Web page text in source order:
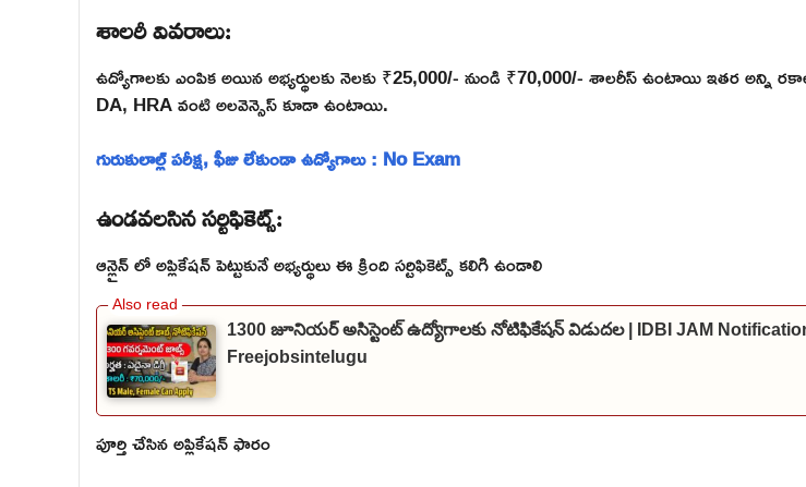
శాలరీ వివరాలు:
ఉద్యోగాలకు ఎంపిక అయిన అభ్యర్థులకు నెలకు ₹25,000/- నుండి ₹70,000/- శాలరీస్ ఉంటాయి ఇతర అన్ని
DA, HRA వంటి అలవెన్సెస్ కూడా ఉంటాయి.
గురుకులాల్ల్ పరీక్ష, ఫీజు లేకుండా ఉద్యోగాలు : No Exam
ఉండవలసిన సర్టిఫికెట్స్:
ఆన్లైన్ లో అప్లికేషన్ పెట్టుకునే అభ్యర్థులు ఈ క్రింది సర్టిఫికెట్స్ కలిగి ఉండాలి
1300 జూనియర్ అసిస్టెంట్ ఉద్యోగాలకు నోటిఫికేషన్ విడుదల | IDBI JAM Notification
Freejobsintelugu
పూర్తి చేసిన అప్లికేషన్ ఫారం